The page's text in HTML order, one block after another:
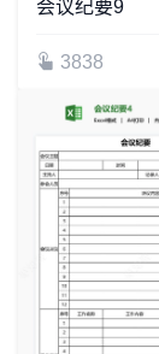
会议纪要9
3838